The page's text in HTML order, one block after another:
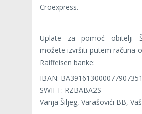
Croexpress.
Uplate za pomoć obitelji
možete izvršiti putem računa
Raiffeisen banke:
IBAN: BA391613000077907351
SWIFT: RZBABA2S
Vanja Šiljeg, Varašovići BB,